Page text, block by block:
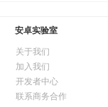
安卓实验室
关于我们
加入我们
开发者中心
联系商务合作